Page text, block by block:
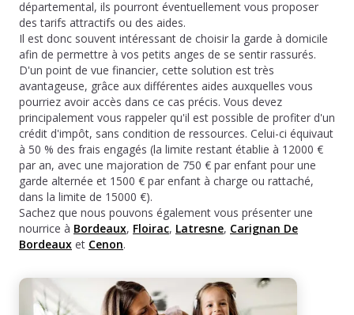
départemental, ils pourront éventuellement vous proposer
des tarifs attractifs ou des aides.
Il est donc souvent intéressant de choisir la garde à domicile
afin de permettre à vos petits anges de se sentir rassurés.
D'un point de vue financier, cette solution est très
avantageuse, grâce aux différentes aides auxquelles vous
pourriez avoir accès dans ce cas précis. Vous devez
principalement vous rappeler qu'il est possible de profiter d'un
crédit d'impôt, sans condition de ressources. Celui-ci équivaut
à 50 % des frais engagés (la limite restant établie à 12000 €
par an, avec une majoration de 750 € par enfant pour une
garde alternée et 1500 € par enfant à charge ou rattaché,
dans la limite de 15000 €).
Sachez que nous pouvons également vous présenter une
nourrice à Bordeaux, Floirac, Latresne, Carignan De
Bordeaux et Cenon.